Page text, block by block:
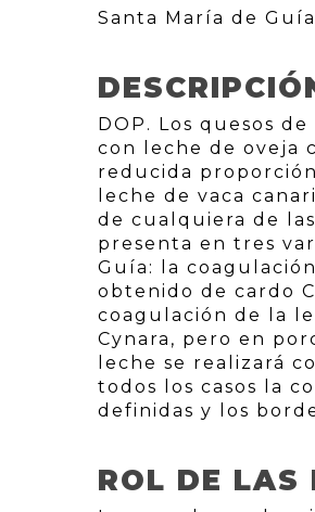
Santa María de
DOP. Los quesos
con leche de oveja
reducida
leche de vaca
de cualquiera de
presenta en tres
Guía: la
obtenido de cardo
coagulación de la
Cynara, pero en
leche se realizará
todos los casos la
definidas y los
ROL DE LAS